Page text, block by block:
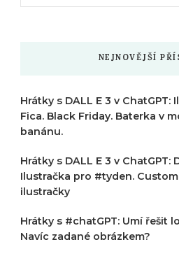
NEJNOVĚJŠÍ
Hrátky s DALL E 3 v
Fica. Black Friday. Baterka v
banánu.
Hrátky s DALL E 3 v ChatGPT:
Ilustračka pro #tyden. Custom
ilustračky
Hrátky s #chatGPT: Umí řešit
Navíc zadané obrázkem?